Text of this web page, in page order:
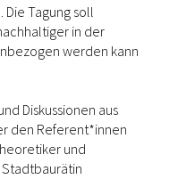
Die Tagung soll
in der
werden kann
Diskussionen aus
den Referent*innen
und